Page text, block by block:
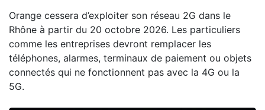
Orange cessera d’exploiter son réseau 2G dans le
Rhône à partir du 20 octobre 2026. Les particuliers
comme les entreprises devront remplacer les
téléphones, alarmes, terminaux de paiement ou objets
connectés qui ne fonctionnent pas avec la 4G ou la
5G.